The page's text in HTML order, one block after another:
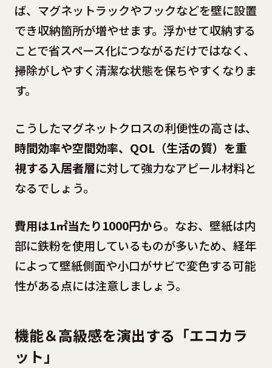
ば、マグネットラックやフックなどを壁に設置
でき収納箇所が増やせます。浮かせて収納する
ことで省スペース化につながるだけではなく、
掃除がしやすく清潔な状態を保ちやすくなりま
す。
こうしたマグネットクロスの利便性の高さは、
時間効率や空間効率、QOL（生活の質）を重
視する入居者層に対して強力なアピール材料と
なるでしょう。
費用は1㎡当たり1000円から。なお、壁紙は内
部に鉄粉を使用しているものが多いため、経年
によって壁紙側面や小口がサビで変色する可能
性がある点には注意しましょう。
機能＆高級感を演出する「エコカラ
ット」